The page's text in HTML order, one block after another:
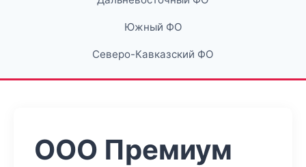
Южный ФО
Северо-Кавказский ФО
ООО Премиум